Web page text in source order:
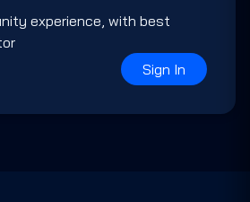
experience, with best
Sign In